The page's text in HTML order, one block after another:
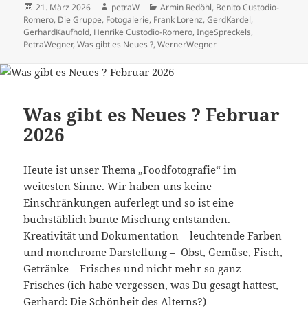
Veröffentlicht
am
21. März 2026 Autor
petraW Kategorien
Armin Redöhl, Benito Custodio-
Romero, Die Gruppe, Fotogalerie, Frank Lorenz,GerdKardel,
GerhardKaufhold, Henrike Custodio-Romero,IngeSpreckels,
PetraWegner,Was gibt es Neues ?,WernerWegner
Was gibt es Neues ? Februar
2026
Heute ist unser Thema „Foodfotografie“ im
weitesten Sinne. Wir haben uns keine
Einschränkungen auferlegt und so ist eine
buchstäblich bunte Mischung entstanden.
Kreativität und Dokumentation – leuchtende Farben
und monchrome Darstellung – Obst, Gemüse, Fisch,
Getränke – Frisches und nicht mehr so ganz
Frisches (ich habe vergessen, was Du gesagt hattest,
Gerhard: Die Schönheit des Alterns?)